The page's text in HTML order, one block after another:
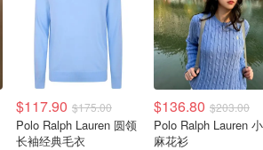
$117.90 $175.00
Polo Ralph Lauren 圆领
长袖经典毛衣
$136.80 $203.00
Polo Ralph Lauren
麻花衫